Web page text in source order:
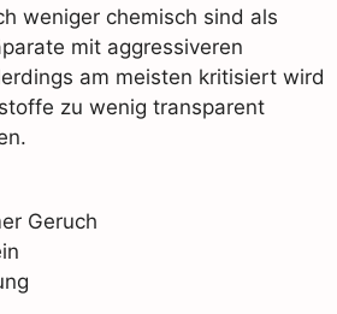
weniger chemisch sind als
mit aggressiveren
am meisten kritisiert wird
zu wenig transparent
Geruch